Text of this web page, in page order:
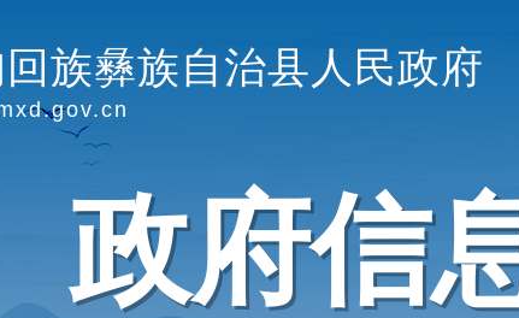
族彝族自治县人民政府
政府信